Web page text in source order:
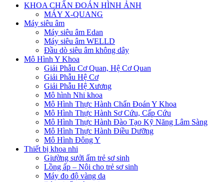
KHOA CHẨN ĐOÁN HÌNH ẢNH
MÁY X-QUANG
Máy siêu âm
Máy siêu âm Edan
Máy siêu âm WELLD
Đầu dò siêu âm không dây
Mô Hình Y Khoa
Giải Phẫu Cơ Quan, Hệ Cơ Quan
Giải Phẫu Hệ Cơ
Giải Phẫu Hệ Xương
Mô hình Nhi khoa
Mô Hình Thực Hành Chẩn Đoán Y Khoa
Mô Hình Thực Hành Sơ Cứu, Cấp Cứu
Mô Hình Thực Hành Đào Tạo Kỹ Năng Lâm Sàng
Mô Hình Thực Hành Điều Dưỡng
Mô Hình Đông Y
Thiết bị khoa nhi
Giường sưởi ấm trẻ sơ sinh
Lồng ấp – Nôi cho trẻ sơ sinh
Máy đo độ vàng da